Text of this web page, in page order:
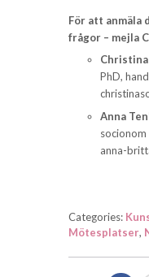
För att anmäla
frågor – mejla
PhD,
Anna
anna-
Categories:
Mötesplatser,